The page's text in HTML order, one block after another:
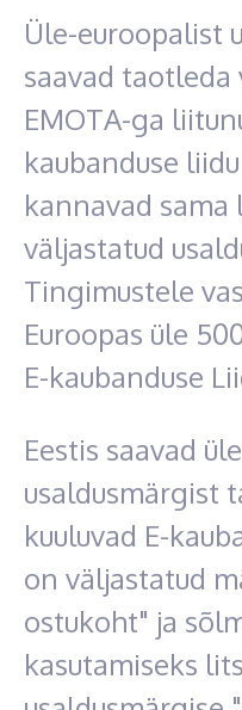
Üle-euroopalist
saavad taotleda
EMOTA-ga
kaubanduse
kannavad
väljastatud
Tingimustele
Euroopas üle
E-kaubanduse
Eestis saavad
usaldusmärgist
kuuluvad E-
on väljastatud
ostukoht" ja
kasutamiseks